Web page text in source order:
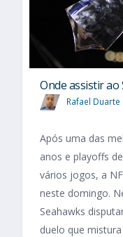
Onde assistir ao
Rafael Duarte
Após uma das
anos e playoffs
vários jogos, a
neste domingo.
Seahawks
duelo que